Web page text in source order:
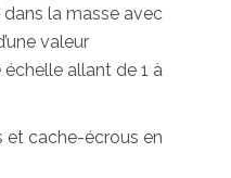
la masse avec
valeur
allant de 1 à
et cache-écrous en